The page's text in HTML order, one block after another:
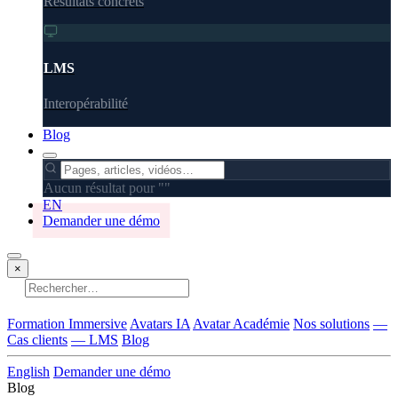
LMS
Interopérabilité
Blog
Aucun résultat pour ""
EN
Demander une démo
×
Formation Immersive Avatars IA Avatar Académie Nos solutions —
Cas clients — LMS Blog
English Demander une démo
Blog